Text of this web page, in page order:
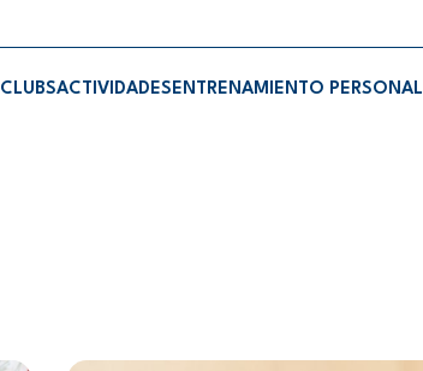
CLUBSACTIVIDADES ENTRENAMIENTO PERSONAL